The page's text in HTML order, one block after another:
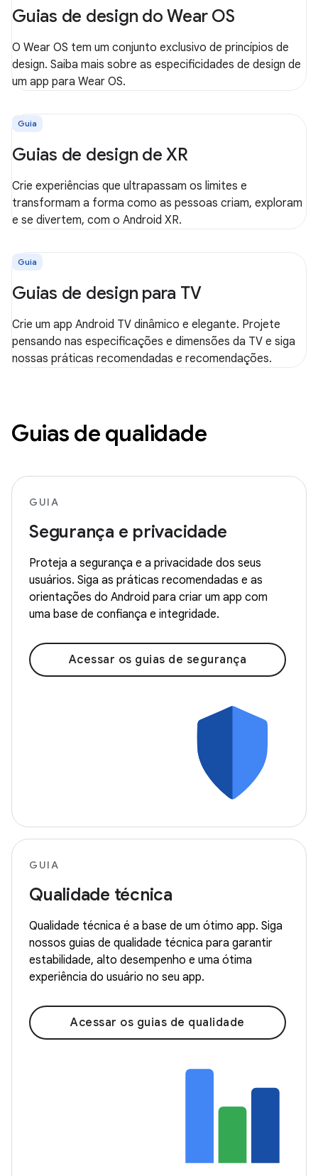
Guias de design do Wear OS
O Wear OS tem um conjunto exclusivo de princípios de
design. Saiba mais sobre as especificidades de design de
um app para Wear OS.
Guia
Guias de design de XR
Crie experiências que ultrapassam os limites e
transformam a forma como as pessoas criam, exploram
e se divertem, com o Android XR.
Guia
Guias de design para TV
Crie um app Android TV dinâmico e elegante. Projete
pensando nas especificações e dimensões da TV e siga
nossas práticas recomendadas e recomendações.
Guias de qualidade
GUIA
Segurança e privacidade
Proteja a segurança e a privacidade dos seus
usuários. Siga as práticas recomendadas e as
orientações do Android para criar um app com
uma base de confiança e integridade.
Acessar os guias de segurança
GUIA
Qualidade técnica
Qualidade técnica é a base de um ótimo app. Siga
nossos guias de qualidade técnica para garantir
estabilidade, alto desempenho e uma ótima
experiência do usuário no seu app.
Acessar os guias de qualidade